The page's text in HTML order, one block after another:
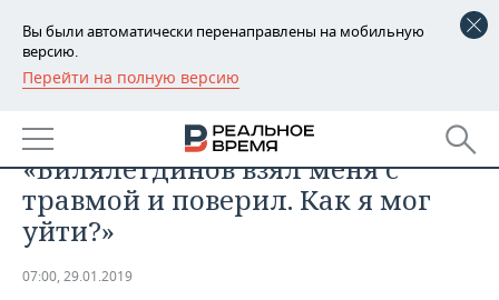
Вы были автоматически перенаправлены на мобильную
версию.
Перейти на полную версию
РЕГИОНЫ
БАШКОРТОСТАН
ТАТАРСТАН
УДМУРТИЯ
НОВОСТИ
АНАЛИТИКА
НОВОСТИ АНАЛИТИКИ
ДЕКЛАРАЦИИ О ДОХОДАХ
ЭКОНОМИКА
НОВОСТИ ЭКОНОМИКИ
ПРОМЫШЛЕННОСТЬ
Александр Степанов:
«Билялетдинов взял меня с
травмой и поверил. Как я мог
уйти?»
07:00, 29.01.2019